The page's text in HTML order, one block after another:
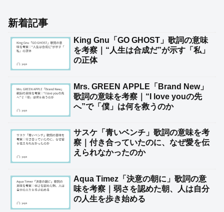
新着記事
King Gnu「GO GHOST」歌詞の意味
を考察｜“人生は合成だ”が示す「私」
の正体
Mrs. GREEN APPLE「Brand New」
歌詞の意味を考察｜“I love youの先
へ”で「僕」は何を救うのか
サスケ「青いベンチ」歌詞の意味を考
察｜付き合っていたのに、なぜ愛を伝
えられなかったのか
Aqua Timez「決意の朝に」歌詞の意
味を考察｜弱さを認めた朝、人は自分
の人生を歩き始める